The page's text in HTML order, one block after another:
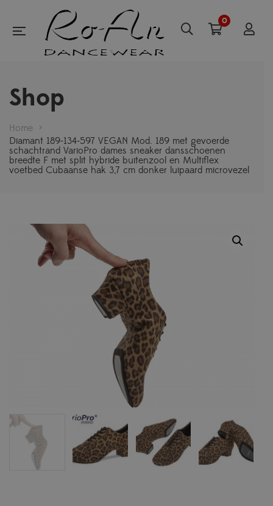
0
Shop
Home >
Diamant 189-134-597 VEGAN Mod. 189 met gevoerde
schachtrand VarioPro dames sneaker dansschoenen
breedte F met split hybride buitenzool en Multiflex
voetbed Cubaanse hak 3,7 cm donker luipaard microvezel